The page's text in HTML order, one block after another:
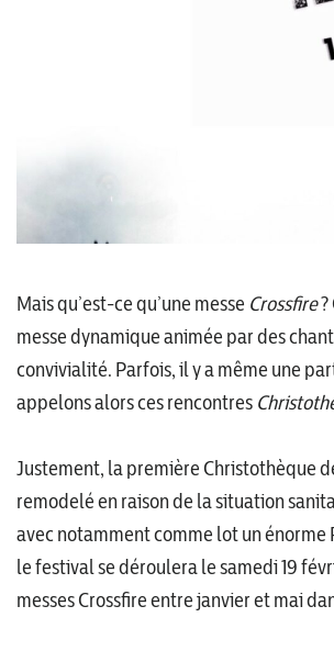
Mais qu’est-ce qu’une messe Crossfire
messe dynamique animée par des
convivialité. Parfois, il y a même une
appelons alors ces rencontres
Justement, la première Christothèque
remodelé en raison de la situation
avec notamment comme lot un énorme
le festival se déroulera le samedi 19
messes Crossfire entre janvier et mai